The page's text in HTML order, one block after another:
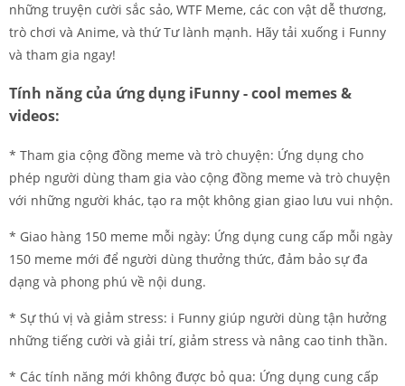
những truyện cười sắc sảo, WTF Meme, các con vật dễ thương,
trò chơi và Anime, và thứ Tư lành mạnh. Hãy tải xuống i Funny
và tham gia ngay!
Tính năng của ứng dụng iFunny - cool memes &
videos:
* Tham gia cộng đồng meme và trò chuyện: Ứng dụng cho
phép người dùng tham gia vào cộng đồng meme và trò chuyện
với những người khác, tạo ra một không gian giao lưu vui nhộn.
* Giao hàng 150 meme mỗi ngày: Ứng dụng cung cấp mỗi ngày
150 meme mới để người dùng thưởng thức, đảm bảo sự đa
dạng và phong phú về nội dung.
* Sự thú vị và giảm stress: i Funny giúp người dùng tận hưởng
những tiếng cười và giải trí, giảm stress và nâng cao tinh thần.
* Các tính năng mới không được bỏ qua: Ứng dụng cung cấp